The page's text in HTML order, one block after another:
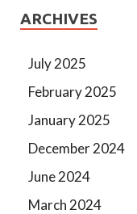
ARCHIVES
July 2025
February 2025
January 2025
December 2024
June 2024
March 2024